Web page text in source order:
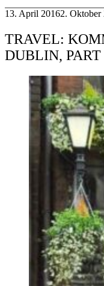
13. April 20162. Oktober
TRAVEL:
DUBLIN,